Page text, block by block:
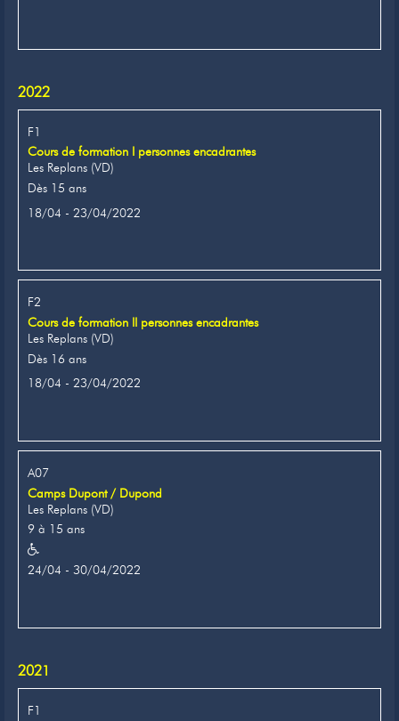
2022
F1
Cours de formation I personnes encadrantes
Les Replans (VD)
Dès 15 ans
18/04 - 23/04/2022
F2
Cours de formation II personnes encadrantes
Les Replans (VD)
Dès 16 ans
18/04 - 23/04/2022
A07
Camps Dupont / Dupond
Les Replans (VD)
9 à 15 ans
24/04 - 30/04/2022
2021
F1